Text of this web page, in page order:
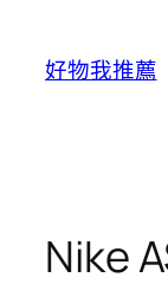
好物我推薦
Nike